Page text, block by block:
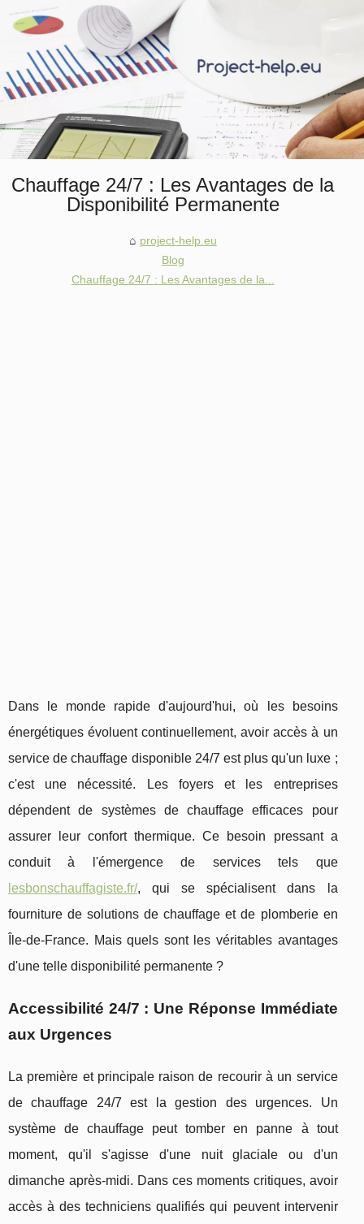
Chauffage 24/7 : Les Avantages de la
Disponibilité Permanente
project-help.eu
Blog
Chauffage 24/7 : Les Avantages de la...
Dans le monde rapide d'aujourd'hui, où les besoins
énergétiques évoluent continuellement, avoir accès à un
service de chauffage disponible 24/7 est plus qu'un luxe ;
c'est une nécessité. Les foyers et les entreprises
dépendent de systèmes de chauffage efficaces pour
assurer leur confort thermique. Ce besoin pressant a
conduit à l'émergence de services tels que
lesbonschauffagiste.fr/, qui se spécialisent dans la
fourniture de solutions de chauffage et de plomberie en
Île-de-France. Mais quels sont les véritables avantages
d'une telle disponibilité permanente ?
Accessibilité 24/7 : Une Réponse Immédiate
aux Urgences
La première et principale raison de recourir à un service
de chauffage 24/7 est la gestion des urgences. Un
système de chauffage peut tomber en panne à tout
moment, qu'il s'agisse d'une nuit glaciale ou d'un
dimanche après-midi. Dans ces moments critiques, avoir
accès à des techniciens qualifiés qui peuvent intervenir